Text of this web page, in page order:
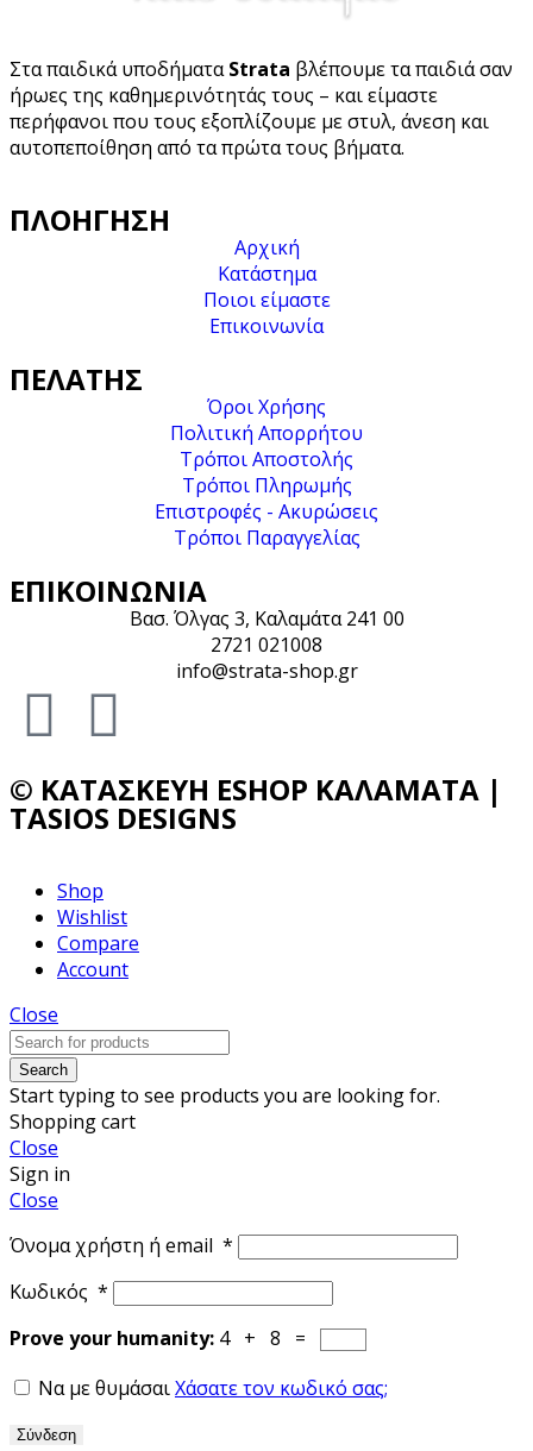
Στα παιδικά υποδήματαStrata βλέπουμε τα παιδιά σαν
ήρωες της καθημερινότητάς τους – και είμαστε
περήφανοι που τους εξοπλίζουμε με στυλ, άνεση και
αυτοπεποίθηση από τα πρώτα τους βήματα.
ΠΛΟΉΓΗΣΗ
Αρχική
Κατάστημα
Ποιοι είμαστε
Επικοινωνία
ΠΕΛΆΤΗΣ
Όροι Χρήσης
Πολιτική Απορρήτου
Τρόποι Αποστολής
Τρόποι Πληρωμής
Επιστροφές - Ακυρώσεις
Τρόποι Παραγγελίας
ΕΠΙΚΟΙΝΩΝΊΑ
Βασ. Όλγας 3, Καλαμάτα 241 00
2721 021008
info@strata-shop.gr
© ΚΑΤΑΣΚΕΥΉ ESHOP ΚΑΛΑΜΆΤΑ |
TASIOS DESIGNS
Shop
Wishlist
Compare
Account
Close
Search
Start typing to see products you are looking for.
Shopping cart
Close
Sign in
Close
Όνομα χρήστη ή email *
Κωδικός *
Prove your humanity: 4 + 8 =
Να με θυμάσαιΧάσατε τον κωδικό σας;
Σύνδεση